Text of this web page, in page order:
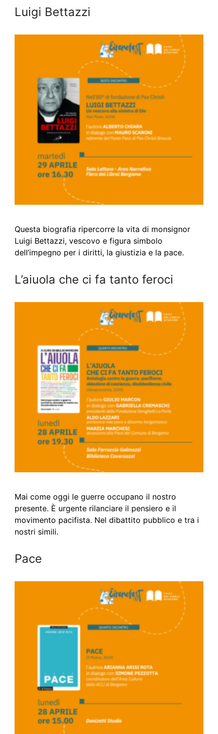
Luigi Bettazzi
Questa biografia ripercorre la vita di monsignor
Luigi Bettazzi, vescovo e figura simbolo
dell’impegno per i diritti, la giustizia e la pace.
L’aiuola che ci fa tanto feroci
Mai come oggi le guerre occupano il nostro
presente. È urgente rilanciare il pensiero e il
movimento pacifista. Nel dibattito pubblico e tra i
nostri simili.
Pace